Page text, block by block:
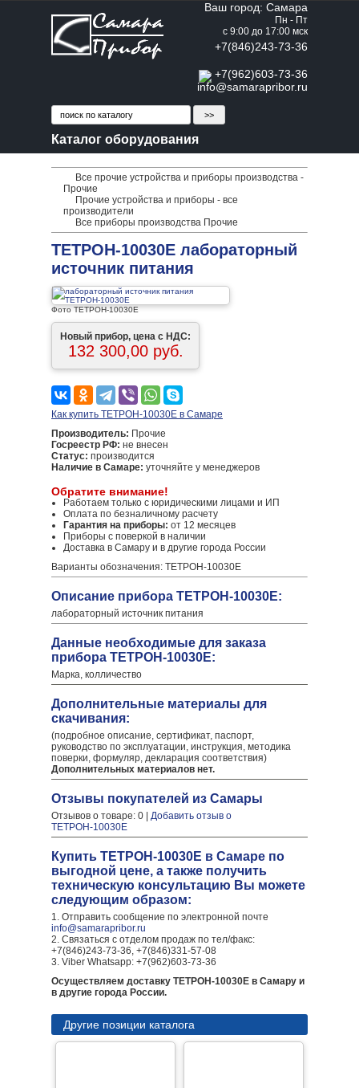
Ваш город: Самара
Пн - Пт
с 9:00 до 17:00 мск
+7(846)243-73-36
+7(962)603-73-36
info@samarapribor.ru
Каталог оборудования
Все прочие устройства и приборы производства -
Прочие
Прочие устройства и приборы - все
производители
Все приборы производства Прочие
ТЕТРОН-10030Е лабораторный
источник питания
Фото ТЕТРОН-10030Е
Новый прибор, цена с НДС:
132 300,00 руб.
Как купить ТЕТРОН-10030Е в Самаре
Производитель: Прочие
Госреестр РФ: не внесен
Статус: производится
Наличие в Самаре: уточняйте у менеджеров
Обратите внимание!
Работаем только с юридическими лицами и ИП
Оплата по безналичному расчету
Гарантия на приборы: от 12 месяцев
Приборы с поверкой в наличии
Доставка в Самару и в другие города России
Варианты обозначения: ТЕТРОН-10030Е
Описание прибора ТЕТРОН-10030Е:
лабораторный источник питания
Данные необходимые для заказа
прибора ТЕТРОН-10030Е:
Марка, колличество
Дополнительные материалы для
скачивания:
(подробное описание, сертификат, паспорт,
руководство по эксплуатации, инструкция, методика
поверки, формуляр, декларация соответствия)
Дополнительных материалов нет.
Отзывы покупателей из Самары
Отзывов о товаре: 0 | Добавить отзыв о
ТЕТРОН-10030Е
Купить ТЕТРОН-10030Е в Самаре по
выгодной цене, а также получить
техническую консультацию Вы можете
следующим образом:
1. Отправить сообщение по электронной почте
info@samarapribor.ru
2. Связаться с отделом продаж по тел/факс:
+7(846)243-73-36, +7(846)331-57-08
3. Viber Whatsapp: +7(962)603-73-36
Осуществляем доставку ТЕТРОН-10030Е в Самару и
в другие города России.
Другие позиции каталога